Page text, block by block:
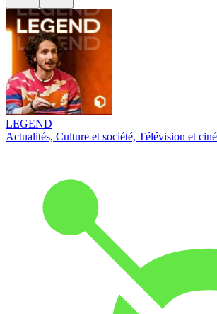
LEGEND
Actualités, Culture et société, Télévision et